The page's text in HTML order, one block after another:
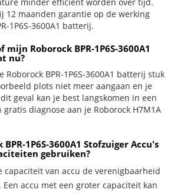
12 maanden garantie op de werking
1P6S-3600A1 batterij.
Roborock BPR-1P6S-3600A1
nu?
Roborock BPR-1P6S-3600A1 batterij stuk
plots niet meer aangaan en je
geval kan je best langskomen in een
diagnose aan je Roborock H7M1A
1P6S-3600A1 Stofzuiger Accu's
gebruiken?
van accu de verenigbaarheid
accu met een groter capaciteit kan